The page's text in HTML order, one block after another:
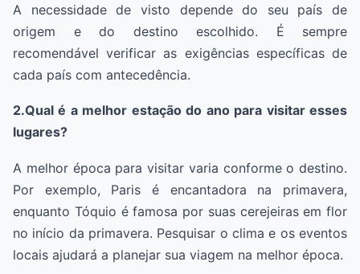
A necessidade de visto depende do seu país de
origem e do destino escolhido. É sempre
recomendável verificar as exigências específicas de
cada país com antecedência.
2.Qual é a melhor estação do ano para visitar esses
lugares?
A melhor época para visitar varia conforme o destino.
Por exemplo, Paris é encantadora na primavera,
enquanto Tóquio é famosa por suas cerejeiras em flor
no início da primavera. Pesquisar o clima e os eventos
locais ajudará a planejar sua viagem na melhor época.